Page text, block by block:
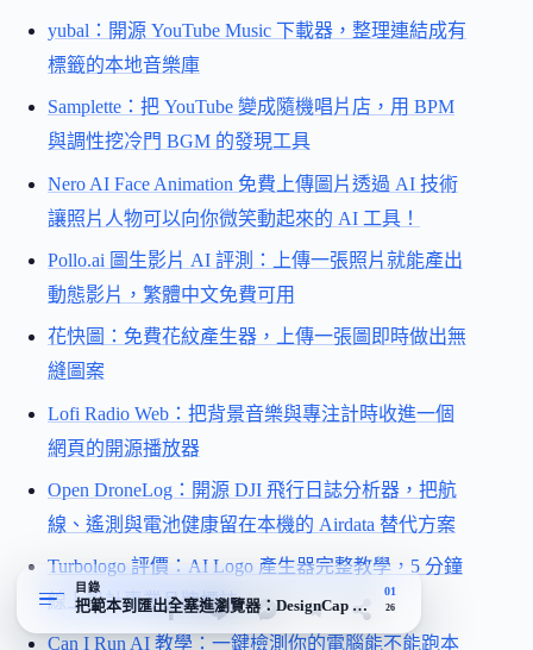
yubal：開源 YouTube Music 下載器，整理連結成有
標籤的本地音樂庫
Samplette：把 YouTube 變成隨機唱片店，用 BPM
與調性挖冷門 BGM 的發現工具
Nero AI Face Animation 免費上傳圖片透過 AI 技術
讓照片人物可以向你微笑動起來的 AI 工具！
Pollo.ai 圖生影片 AI 評測：上傳一張照片就能產出
動態影片，繁體中文免費可用
花快圖：免費花紋產生器，上傳一張圖即時做出無
縫圖案
Lofi Radio Web：把背景音樂與專注計時收進一個
網頁的開源播放器
Open DroneLog：開源 DJI 飛行日誌分析器，把航
線、遙測與電池健康留在本機的 Airdata 替代方案
Turbologo 評價：AI Logo 產生器完整教學，5 分鐘
線上設計專業品牌標誌
Can I Run AI 教學：一鍵檢測你的電腦能不能跑本
目錄
把範本到匯出全塞進瀏覽器：DesignCap 鎖定三種沒設計底的人
01
26